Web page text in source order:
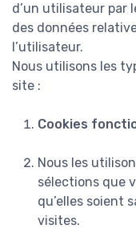
d’un utilisateur par
des données
l’utilisateur.
Nous utilisons les
site :
Cookies
Nous les
sélections que
qu’elles soient
visites.